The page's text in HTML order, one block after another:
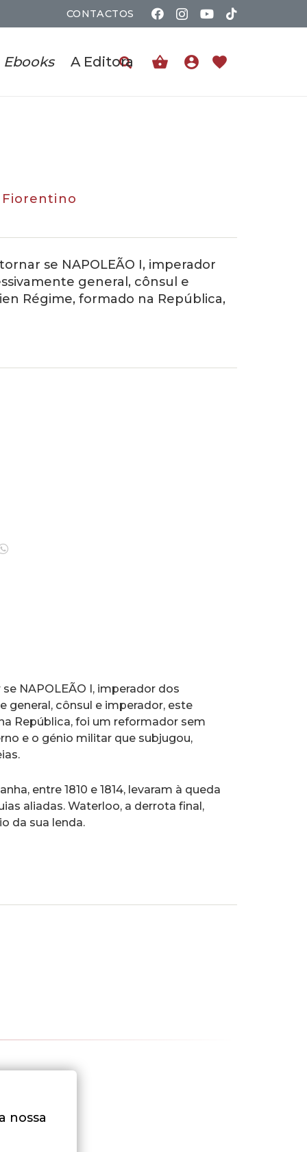
CONTACTOS
Ebooks A Editora shopping_basket account_circle favorite
Fiorentino
se NAPOLEÃO I, imperador
general, cônsul e
Régime, formado na República,
NAPOLEÃO I, imperador dos
general, cônsul e imperador, este
República, foi um reformador sem
e o génio militar que subjugou,
entre 1810 e 1814, levaram à queda
aliadas. Waterloo, a derrota final,
da sua lenda.
nossa